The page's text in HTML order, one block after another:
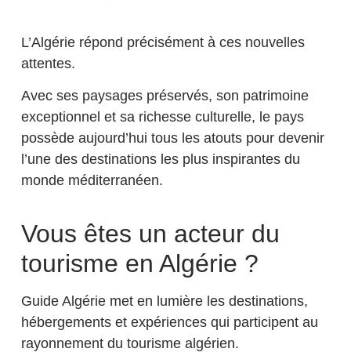
L’Algérie répond précisément à ces nouvelles
attentes.
Avec ses paysages préservés, son patrimoine
exceptionnel et sa richesse culturelle, le pays
possède aujourd’hui tous les atouts pour devenir
l’une des destinations les plus inspirantes du
monde méditerranéen.
Vous êtes un acteur du
tourisme en Algérie ?
Guide Algériemet en lumière les destinations,
hébergements et expériences qui participent au
rayonnement du tourisme algérien.